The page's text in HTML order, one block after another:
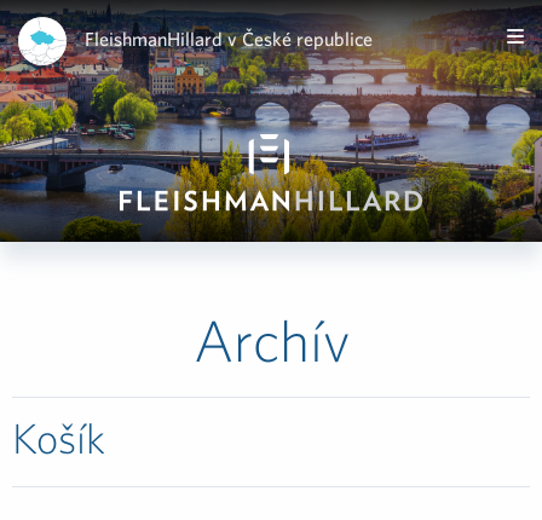
FleishmanHillard v České republice
Archív
Košík